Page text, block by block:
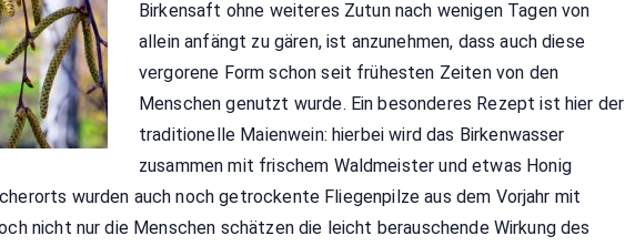
Birkensaft ohne weiteres Zutun nach wenigen Tagen von
allein anfängt zu gären, ist anzunehmen, dass auch diese
vergorene Form schon seit frühesten Zeiten von den
Menschen genutzt wurde. Ein besonderes Rezept ist hier der
traditionelle Maienwein: hierbei wird das Birkenwasser
zusammen mit frischem Waldmeister und etwas Honig
wurden auch noch getrockente Fliegenpilze aus dem Vorjahr mit
nicht nur die Menschen schätzen die leicht berauschende Wirkung des